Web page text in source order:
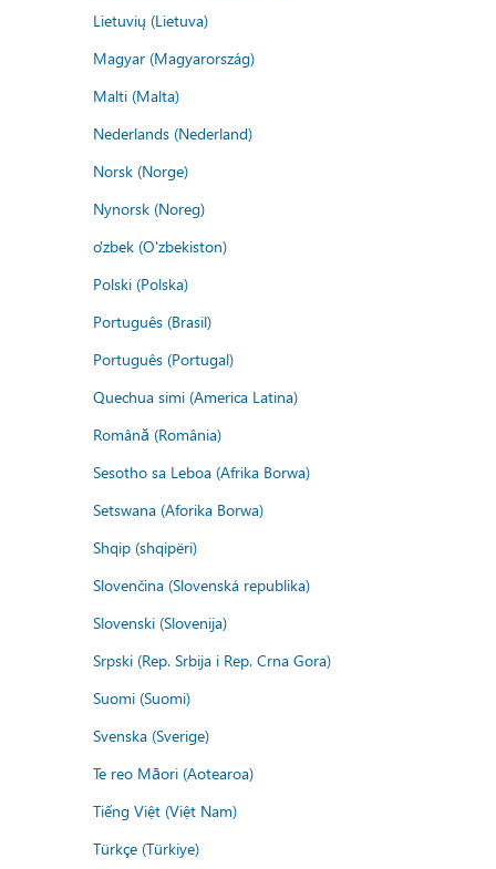
Lietuvių (Lietuva)
Magyar (Magyarország)
Malti (Malta)
Nederlands (Nederland)
Norsk (Norge)
Nynorsk (Noreg)
o'zbek (O'zbekiston)
Polski (Polska)
Português (Brasil)
Português (Portugal)
Quechua simi (America Latina)
Română (România)
Sesotho sa Leboa (Afrika Borwa)
Setswana (Aforika Borwa)
Shqip (shqipëri)
Slovenčina (Slovenská republika)
Slovenski (Slovenija)
Srpski (Rep. Srbija i Rep. Crna Gora)
Suomi (Suomi)
Svenska (Sverige)
Te reo Māori (Aotearoa)
Tiếng Việt (Việt Nam)
Türkçe (Türkiye)